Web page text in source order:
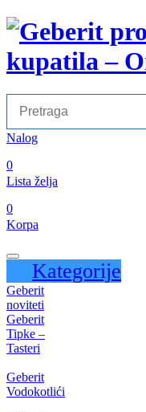
Nalog
0
Lista želja
0
Korpa
Kategorije
Geberit
noviteti
Geberit
Tipke –
Tasteri
Geberit
Vodokotlići